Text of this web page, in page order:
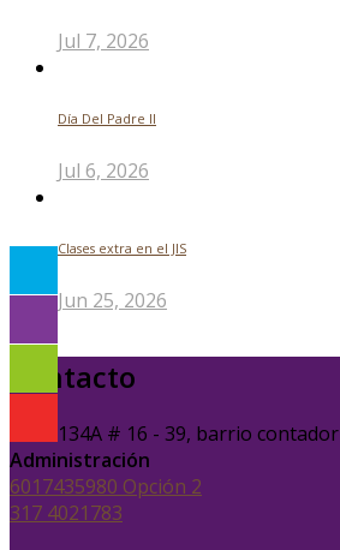
Jul 7, 2026
Día Del Padre ll
Jul 6, 2026
Clases extra en el JIS
Jun 25, 2026
Contacto
Calle 134A # 16 - 39, barrio contador
Administración
6017435980 Opción 2
317 4021783